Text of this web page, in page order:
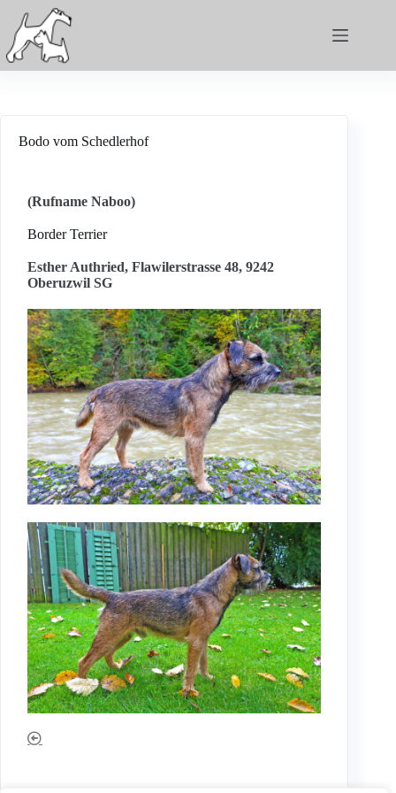
Bodo vom Schedlerhof
(Rufname Naboo)
Border Terrier
Esther Authried, Flawilerstrasse 48, 9242
Oberuzwil SG